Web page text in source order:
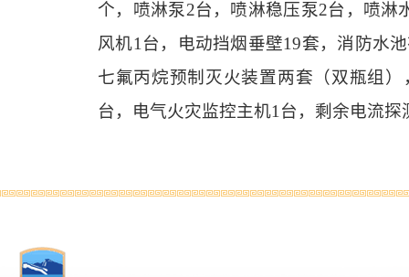
个，喷淋泵2台，喷淋稳压泵2台，喷淋
风机1台，电动挡烟垂壁19套，消防水
七氟丙烷预制灭火装置两套（双瓶组
台，电气火灾监控主机1台，剩余电流